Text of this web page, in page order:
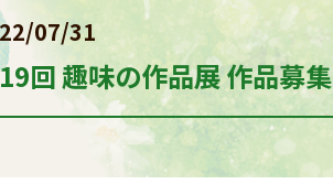
07/31
回 趣味の作品展 作品募集